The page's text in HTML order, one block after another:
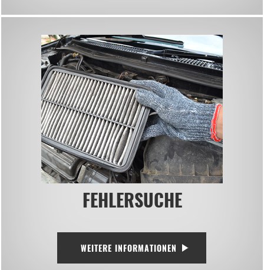
FEHLERSUCHE
WEITERE INFORMATIONEN